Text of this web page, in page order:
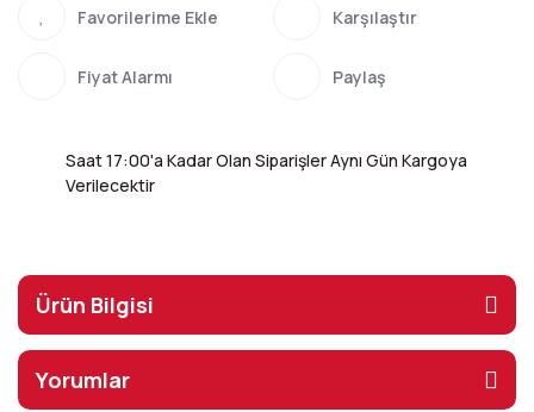
Karşılaştır
Fiyat Alarmı Paylaş
Saat 17:00'a Kadar Olan Siparişler Aynı Gün Kargoya
Verilecektir
Ürün Bilgisi
Yorumlar